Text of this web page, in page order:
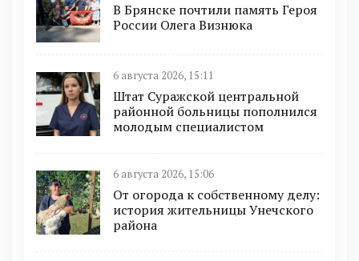
В Брянске почтили память Героя
России Олега Визнюка
6 августа 2026, 15:11
Штат Суражской центральной
районной больницы пополнился
молодым специалистом
6 августа 2026, 15:06
От огорода к собственному делу:
история жительницы Унечского
района